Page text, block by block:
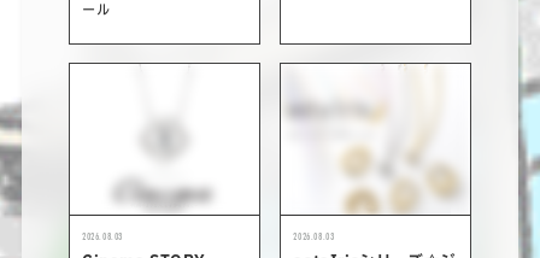
ール
2026.08.03 2026.08.03